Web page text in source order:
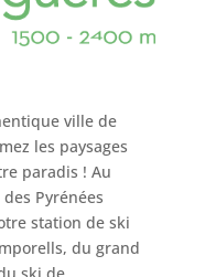
ville de
les paysages
paradis ! Au
Pyrénées
station de ski
du grand